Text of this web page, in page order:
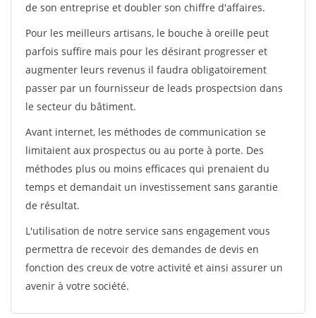
de son entreprise et doubler son chiffre d'affaires.
Pour les meilleurs artisans, le bouche à oreille peut
parfois suffire mais pour les désirant progresser et
augmenter leurs revenus il faudra obligatoirement
passer par un fournisseur de leads prospectsion dans
le secteur du bâtiment.
Avant internet, les méthodes de communication se
limitaient aux prospectus ou au porte à porte. Des
méthodes plus ou moins efficaces qui prenaient du
temps et demandait un investissement sans garantie
de résultat.
L'utilisation de notre service sans engagement vous
permettra de recevoir des demandes de devis en
fonction des creux de votre activité et ainsi assurer un
avenir à votre société.